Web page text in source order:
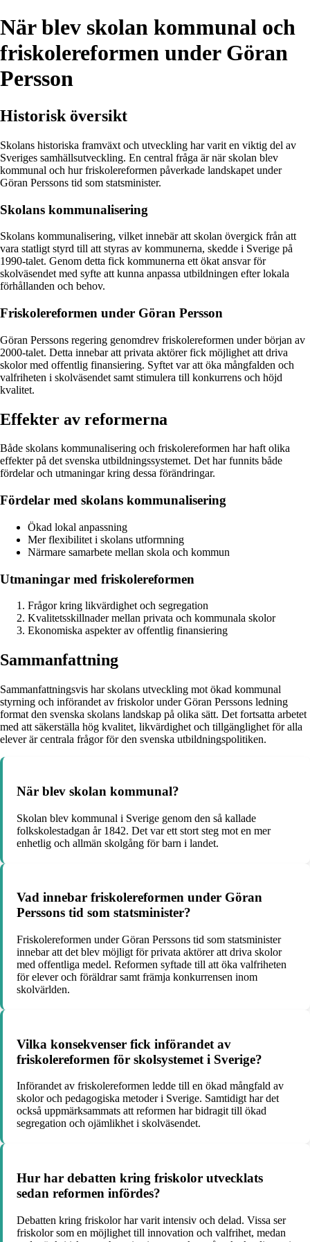
När blev skolan kommunal och
friskolereformen under Göran
Persson
Historisk översikt
Skolans historiska framväxt och utveckling har varit en viktig del av
Sveriges samhällsutveckling. En central fråga är när skolan blev
kommunal och hur friskolereformen påverkade landskapet under
Göran Perssons tid som statsminister.
Skolans kommunalisering
Skolans kommunalisering, vilket innebär att skolan övergick från att
vara statligt styrd till att styras av kommunerna, skedde i Sverige på
1990-talet. Genom detta fick kommunerna ett ökat ansvar för
skolväsendet med syfte att kunna anpassa utbildningen efter lokala
förhållanden och behov.
Friskolereformen under Göran Persson
Göran Perssons regering genomdrev friskolereformen under början av
2000-talet. Detta innebar att privata aktörer fick möjlighet att driva
skolor med offentlig finansiering. Syftet var att öka mångfalden och
valfriheten i skolväsendet samt stimulera till konkurrens och höjd
kvalitet.
Effekter av reformerna
Både skolans kommunalisering och friskolereformen har haft olika
effekter på det svenska utbildningssystemet. Det har funnits både
fördelar och utmaningar kring dessa förändringar.
Fördelar med skolans kommunalisering
Ökad lokal anpassning
Mer flexibilitet i skolans utformning
Närmare samarbete mellan skola och kommun
Utmaningar med friskolereformen
Frågor kring likvärdighet och segregation
Kvalitetsskillnader mellan privata och kommunala skolor
Ekonomiska aspekter av offentlig finansiering
Sammanfattning
Sammanfattningsvis har skolans utveckling mot ökad kommunal
styrning och införandet av friskolor under Göran Perssons ledning
format den svenska skolans landskap på olika sätt. Det fortsatta arbetet
med att säkerställa hög kvalitet, likvärdighet och tillgänglighet för alla
elever är centrala frågor för den svenska utbildningspolitiken.
När blev skolan kommunal?
Skolan blev kommunal i Sverige genom den så kallade
folkskolestadgan år 1842. Det var ett stort steg mot en mer
enhetlig och allmän skolgång för barn i landet.
Vad innebar friskolereformen under Göran
Perssons tid som statsminister?
Friskolereformen under Göran Perssons tid som statsminister
innebar att det blev möjligt för privata aktörer att driva skolor
med offentliga medel. Reformen syftade till att öka valfriheten
för elever och föräldrar samt främja konkurrensen inom
skolvärlden.
Vilka konsekvenser fick införandet av
friskolereformen för skolsystemet i Sverige?
Införandet av friskolereformen ledde till en ökad mångfald av
skolor och pedagogiska metoder i Sverige. Samtidigt har det
också uppmärksammats att reformen har bidragit till ökad
segregation och ojämlikhet i skolväsendet.
Hur har debatten kring friskolor utvecklats
sedan reformen infördes?
Debatten kring friskolor har varit intensiv och delad. Vissa ser
friskolor som en möjlighet till innovation och valfrihet, medan